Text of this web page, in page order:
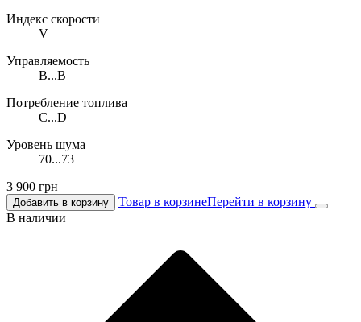
Индекс скорости
V
Управляемость
B...B
Потребление топлива
C...D
Уровень шума
70...73
3 900 грн
Добавить в корзину Товар в корзинеПерейти в корзину
В наличии